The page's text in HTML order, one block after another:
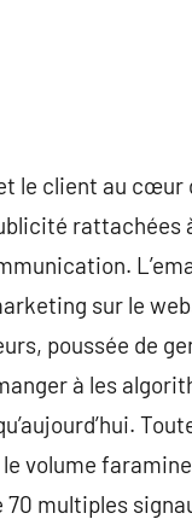
le client au cœur
rattachées
sur le web.
poussée de
à les
volume
70 multiples